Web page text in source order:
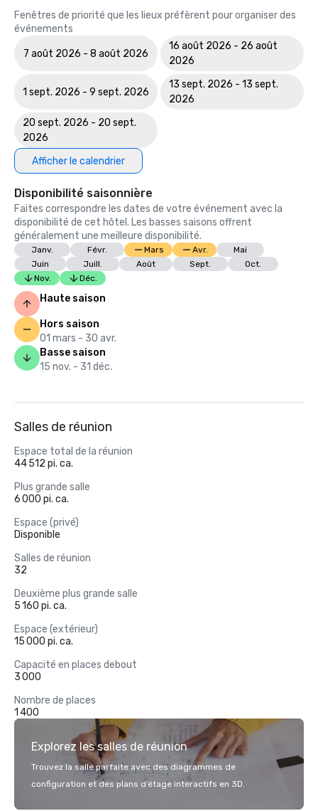
Fenêtres de priorité que les lieux préfèrent pour organiser des
événements
7 août 2026 - 8 août 2026
16 août 2026 - 26 août
2026
1 sept. 2026 - 9 sept. 2026
13 sept. 2026 - 13 sept.
2026
20 sept. 2026 - 20 sept.
2026
Afficher le calendrier
Disponibilité saisonnière
Faites correspondre les dates de votre événement avec la
disponibilité de cet hôtel. Les basses saisons offrent
généralement une meilleure disponibilité.
Janv. Févr. Mars Avr.
Mai
Juin
Juill. Août Sept.
Oct.
Nov.
Déc.
Haute saison
Hors saison
01 mars - 30 avr.
Basse saison
15 nov. - 31 déc.
Salles de réunion
Espace total de la réunion
44 512 pi. ca.
Plus grande salle
6 000 pi. ca.
Espace (privé)
Disponible
Salles de réunion
32
Deuxième plus grande salle
5 160 pi. ca.
Espace (extérieur)
15 000 pi. ca.
Capacité en places debout
3 000
Nombre de places
1 400
Explorez les salles de réunion
Trouvez la salle parfaite avec des diagrammes de
configuration et des plans d’étage interactifs en 3D.